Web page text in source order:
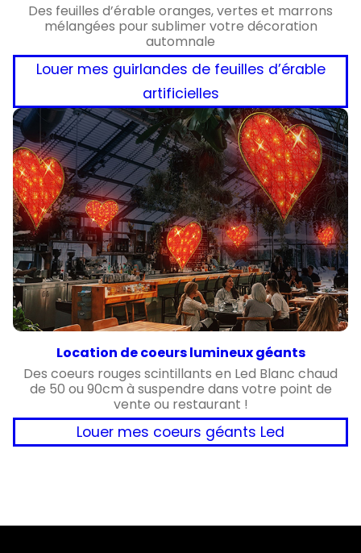
Des feuilles d’érable oranges, vertes et marrons
mélangées pour sublimer votre décoration
automnale
Louer mes guirlandes de feuilles d’érable
artificielles
Location de coeurs lumineux géants
Des coeurs rouges scintillants en Led Blanc chaud
de 50 ou 90cm à suspendre dans votre point de
vente ou restaurant !
Louer mes coeurs géants Led